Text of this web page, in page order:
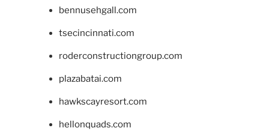
bennusehgall.com
tsecincinnati.com
roderconstructiongroup.com
plazabatai.com
hawkscayresort.com
hellonquads.com